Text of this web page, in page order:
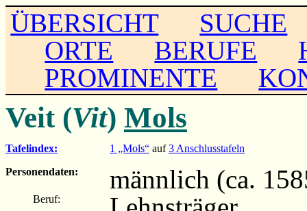
ÜBERSICHT
SUCHE
ORTE
BERUFE
PROMINENTE
Veit (Vit) Mols
Tafelindex: 1 „Mols“ auf3 Anschlusstafeln
Personendaten:
männlich (ca.
Beruf: